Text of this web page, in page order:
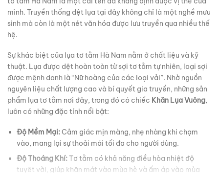
mình. Truyền thống dệt lụa tại đây không chỉ là một nghề mưu
sinh mà còn là một nét văn hóa được lưu truyền qua nhiều thế
hệ.
Sự khác biệt của lụa tơ tằm Hà Nam nằm ở chất liệu và kỹ
thuật. Lụa được dệt hoàn toàn từ sợi tơ tằm tự nhiên, loại sợi
được mệnh danh là “Nữ hoàng của các loại vải”. Nhờ nguồn
nguyên liệu chất lượng cao và bí quyết gia truyền, những sản
phẩm lụa tơ tằm nơi đây, trong đó có chiếc Khăn Lụa Vuông,
luôn có những đặc tính nổi bật:
Độ Mềm Mại:Cảm giác mịn màng, nhẹ nhàng khi chạm
vào, mang lại sự thoải mái tối đa cho người dùng.
Độ Thoáng Khí:Tơ tằm có khả năng điều hòa nhiệt độ
tuyệt vời, giúp khăn mát vào mùa hè và ấm áp vào mùa